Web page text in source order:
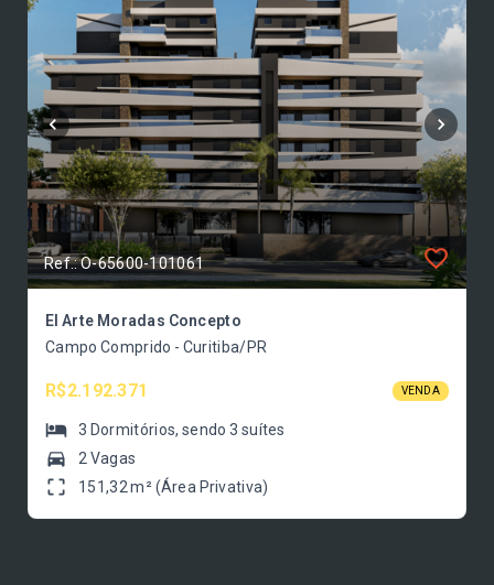
Ref.: O-65600-101061
El Arte Moradas Concepto
Campo Comprido - Curitiba/PR
R$2.192.371 VENDA
3 Dormitórios, sendo3 suítes
2 Vagas
151,32 m² (Área Privativa)